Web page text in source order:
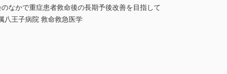
なかで重症患者救命後の長期予後改善を目指して
王子病院 救命救急医学